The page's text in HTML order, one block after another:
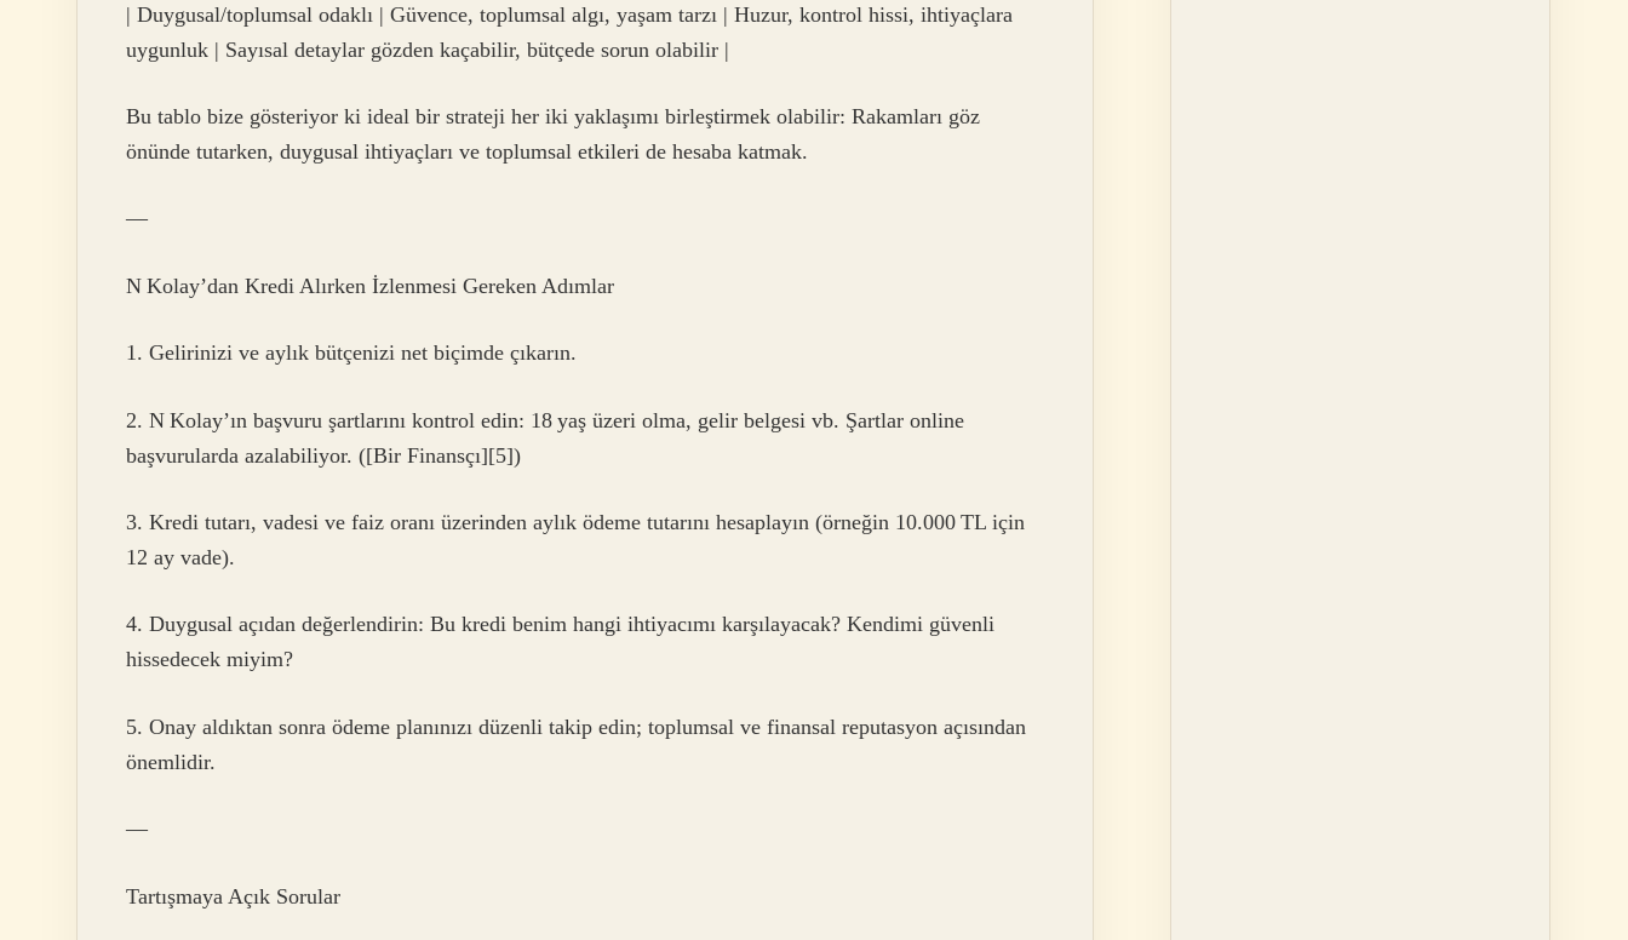
| Duygusal/toplumsal odaklı | Güvence, toplumsal algı, yaşam tarzı | Huzur, kontrol hissi, ihtiyaçlara
uygunluk | Sayısal detaylar gözden kaçabilir, bütçede sorun olabilir |
Bu tablo bize gösteriyor ki ideal bir strateji her iki yaklaşımı birleştirmek olabilir: Rakamları göz
önünde tutarken, duygusal ihtiyaçları ve toplumsal etkileri de hesaba katmak.
—
N Kolay’dan Kredi Alırken İzlenmesi Gereken Adımlar
1. Gelirinizi ve aylık bütçenizi net biçimde çıkarın.
2. N Kolay’ın başvuru şartlarını kontrol edin: 18 yaş üzeri olma, gelir belgesi vb. Şartlar online
başvurularda azalabiliyor. ([Bir Finansçı][5])
3. Kredi tutarı, vadesi ve faiz oranı üzerinden aylık ödeme tutarını hesaplayın (örneğin 10.000 TL için
12 ay vade).
4. Duygusal açıdan değerlendirin: Bu kredi benim hangi ihtiyacımı karşılayacak? Kendimi güvenli
hissedecek miyim?
5. Onay aldıktan sonra ödeme planınızı düzenli takip edin; toplumsal ve finansal reputasyon açısından
önemlidir.
—
Tartışmaya Açık Sorular